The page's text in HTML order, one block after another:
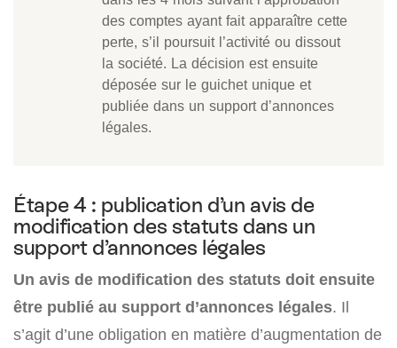
des comptes ayant fait apparaître cette
perte, s’il poursuit l’activité ou dissout
la société. La décision est ensuite
déposée sur le guichet unique et
publiée dans un support d’annonces
légales.
Étape 4 : publication d’un avis de
modification des statuts dans un
support d’annonces légales
Un avis de modification des statuts doit ensuite
être publié au support d’annonces légales. Il
s’agit d’une obligation en matière d’augmentation de